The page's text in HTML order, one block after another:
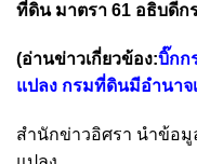
ที่ดิน มาตรา 61 อธิบดี
(อ่านข่าวเกี่ยวข้อง:บิ๊กก
แปลง กรมที่ดินมีอำนา
สำนักข่าวอิศรา นำข้อมู